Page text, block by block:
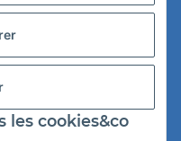
les cookies&co